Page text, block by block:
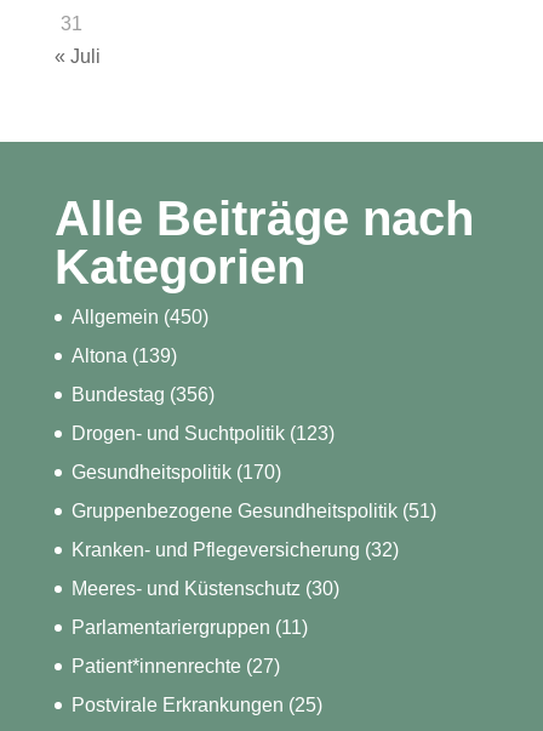
31
« Juli
Alle Beiträge nach
Kategorien
Allgemein (450)
Altona (139)
Bundestag (356)
Drogen- und Suchtpolitik(123)
Gesundheitspolitik(170)
Gruppenbezogene Gesundheitspolitik(51)
Kranken- und Pflegeversicherung (32)
Meeres- und Küstenschutz (30)
Parlamentariergruppen (11)
Patient*innenrechte(27)
Postvirale Erkrankungen (25)